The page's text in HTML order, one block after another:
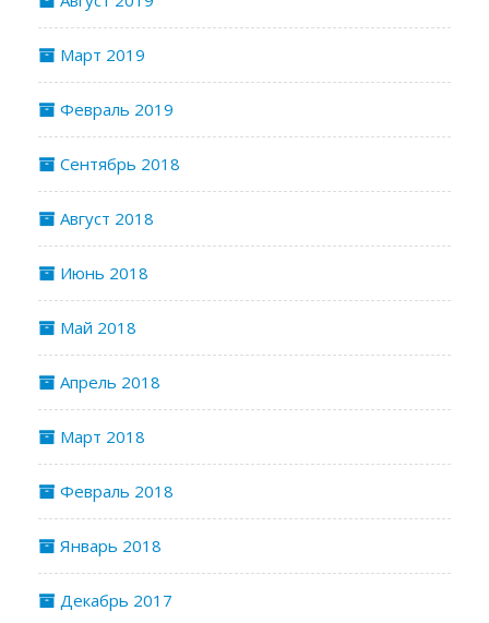
Март 2019
Февраль 2019
Сентябрь 2018
Август 2018
Июнь 2018
Май 2018
Апрель 2018
Март 2018
Февраль 2018
Январь 2018
Декабрь 2017